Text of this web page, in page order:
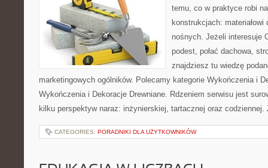
temu, co w praktyce robi
konstrukcjach:
nośnych. Jeżeli interesuje
podest, połać dachowa,
znajdziesz tu wiedzę
marketingowych ogólników. Polecamy kategorie Wykończenia i
Wykończenia i Dekoracje Drewniane. Rdzeniem serwisu jest
kilku perspektyw naraz: inżynierskiej, tartacznej oraz
CATEGORIES: PORADNIKI DLA UŻYTKOWNIKÓW